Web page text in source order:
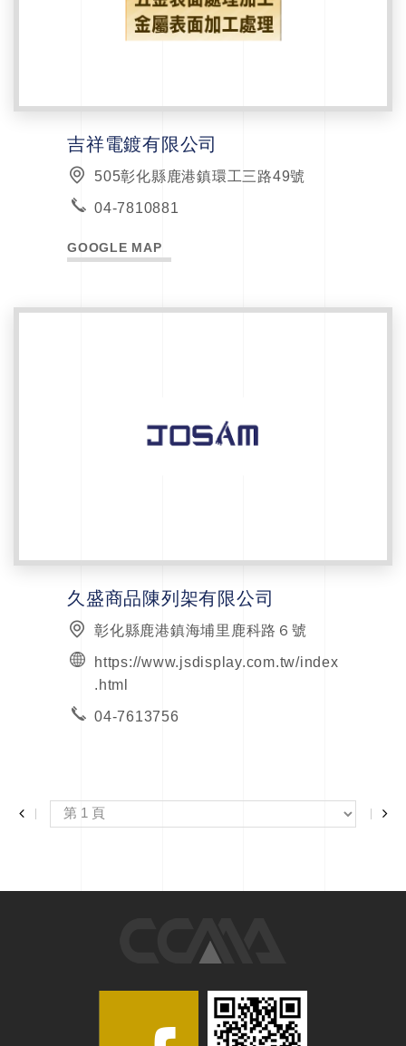
吉祥電鍍有限公司
505彰化縣鹿港鎮環工三路49號
04-7810881
GOOGLE MAP
久盛商品陳列架有限公司
彰化縣鹿港鎮海埔里鹿科路６號
https://www.jsdisplay.com.tw/index
.html
04-7613756